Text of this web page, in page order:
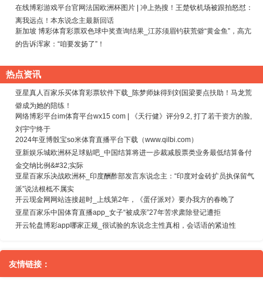
在线博彩游戏平台官网法国欧洲杯图片 | 冲上热搜！王楚钦机场被跟拍怒怼：
离我远点！本东说念主最新回话
新加坡 博彩体育彩票双色球中奖查询结果_江苏须眉钓获荒僻“黄金鱼”，高亢
的告诉浑家：“咱要发扬了”！
热点资讯
亚星真人百家乐买体育彩票软件下载_陈梦师妹得到刘国梁要点扶助！马龙荒
僻成为她的陪练！
网络博彩平台im体育平台wx15 com | 《天行健》评分9.2, 打了若干资方的脸,
刘宇宁终于
2024年亚博骰宝so米体育直播平台下载（www.qilbi.com）
亚新娱乐城欧洲杯足球贴吧_中国结算将进一步裁减股票类业务最低结算备付
金交纳比例&#32;实际
亚星百家乐决战欧洲杯_印度酬酢部发言东说念主：“印度对金砖扩员执保留气
派”说法根柢不属实
开云现金网网站连接超时_上线第2年，《蛋仔派对》要办我方的春晚了
亚星百家乐中国体育直播app_女子“被成亲”27年苦求肃除登记遭拒
开云轮盘博彩app哪家正规_很试验的东说念主性真相，会话语的紧迫性
友情链接：